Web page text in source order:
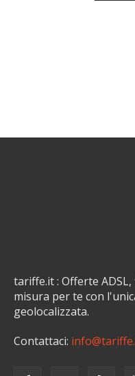
tariffe.it : Offerte
misura per te con
geolocalizzata.
Contattaci: